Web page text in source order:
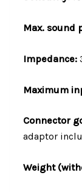
Max. sound
Impedance:
Maximum
Connector
adaptor
Weight